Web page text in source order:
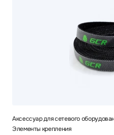
Аксессуар для сетевого
Элементы крепления